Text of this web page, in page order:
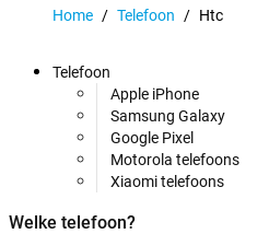
Home / Telefoon / Htc
Telefoon
Apple iPhone
Samsung Galaxy
Google Pixel
Motorola telefoons
Xiaomi telefoons
Welke telefoon?